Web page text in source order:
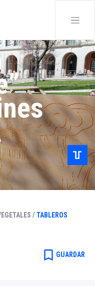
/TABLEROS
bookmark_border GUARDAR